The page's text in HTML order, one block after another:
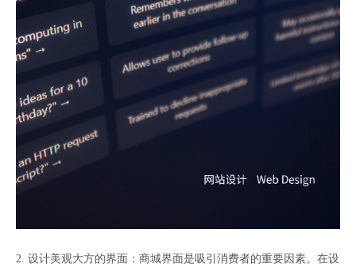
2. 设计美观大方的界面：商城界面是吸引消费者的重要因素。在设